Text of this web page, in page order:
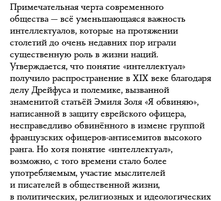
Примечательная черта современного
общества — всё уменьшающаяся важность
интеллектуалов, которые на протяжении
столетий до очень недавних пор играли
существенную роль в жизни наций.
Утверждается, что понятие «интеллектуал»
получило распространение в XIX веке благодаря
делу Дрейфуса и полемике, вызванной
знаменитой статьёй Эмиля Золя «Я обвиняю»,
написанной в защиту еврейского офицера,
несправедливо обвинённого в измене группой
французских офицеров-антисемитов высокого
ранга. Но хотя понятие «интеллектуал»,
возможно, с того времени стало более
употребляемым, участие мыслителей
и писателей в общественной жизни,
в политических, религиозных и идеологических